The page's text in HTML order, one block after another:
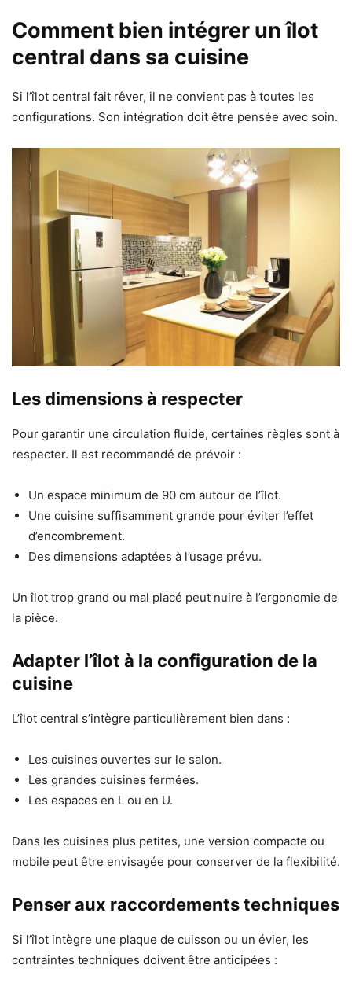
Comment bien intégrer un îlot
central dans sa cuisine
Si l’îlot central fait rêver, il ne convient pas à toutes les
configurations. Son intégration doit être pensée avec soin.
Les dimensions à respecter
Pour garantir une circulation fluide, certaines règles sont à
respecter. Il est recommandé de prévoir :
Un espace minimum de 90 cm autour de l’îlot.
Une cuisine suffisamment grande pour éviter l’effet
d’encombrement.
Des dimensions adaptées à l’usage prévu.
Un îlot trop grand ou mal placé peut nuire à l’ergonomie de
la pièce.
Adapter l’îlot à la configuration de la
cuisine
L’îlot central s’intègre particulièrement bien dans :
Les cuisines ouvertes sur le salon.
Les grandes cuisines fermées.
Les espaces en L ou en U.
Dans les cuisines plus petites, une version compacte ou
mobile peut être envisagée pour conserver de la flexibilité.
Penser aux raccordements techniques
Si l’îlot intègre une plaque de cuisson ou un évier, les
contraintes techniques doivent être anticipées :